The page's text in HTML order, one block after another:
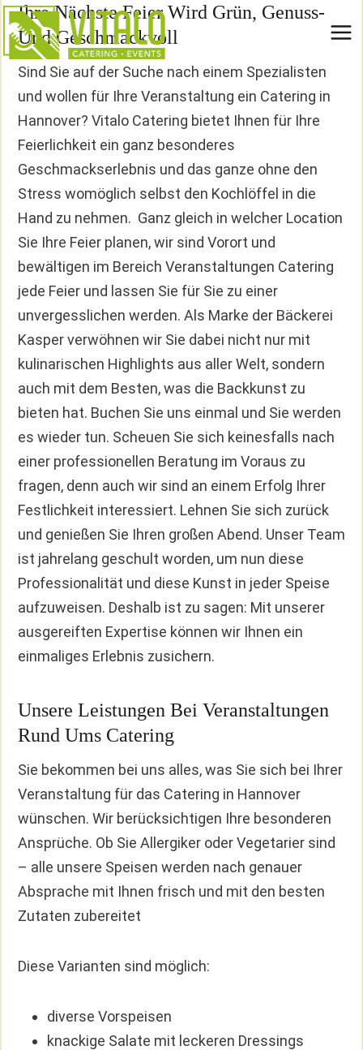
Zum
Inhalt
springen
Ihre Nächste Feier Wird Grün, Genuss-
Und Geschmackvoll
Sind Sie auf der Suche nach einem Spezialisten
und wollen für Ihre Veranstaltung ein Catering in
Hannover? Vitalo Catering bietet Ihnen für Ihre
Feierlichkeit ein ganz besonderes
Geschmackserlebnis und das ganze ohne den
Stress womöglich selbst den Kochlöffel in die
Hand zu nehmen. Ganz gleich in welcher Location
Sie Ihre Feier planen, wir sind Vorort und
bewältigen im Bereich Veranstaltungen Catering
jede Feier und lassen Sie für Sie zu einer
unvergesslichen werden. Als Marke der Bäckerei
Kasper verwöhnen wir Sie dabei nicht nur mit
kulinarischen Highlights aus aller Welt, sondern
auch mit dem Besten, was die Backkunst zu
bieten hat. Buchen Sie uns einmal und Sie werden
es wieder tun. Scheuen Sie sich keinesfalls nach
einer professionellen Beratung im Voraus zu
fragen, denn auch wir sind an einem Erfolg Ihrer
Festlichkeit interessiert. Lehnen Sie sich zurück
und genießen Sie Ihren großen Abend. Unser Team
ist jahrelang geschult worden, um nun diese
Professionalität und diese Kunst in jeder Speise
aufzuweisen. Deshalb ist zu sagen: Mit unserer
ausgereiften Expertise können wir Ihnen ein
einmaliges Erlebnis zusichern.
Unsere Leistungen Bei Veranstaltungen
Rund Ums Catering
Sie bekommen bei uns alles, was Sie sich bei Ihrer
Veranstaltung für das Catering in Hannover
wünschen. Wir berücksichtigen Ihre besonderen
Ansprüche. Ob Sie Allergiker oder Vegetarier sind
– alle unsere Speisen werden nach genauer
Absprache mit Ihnen frisch und mit den besten
Zutaten zubereitet
Diese Varianten sind möglich:
diverse Vorspeisen
knackige Salate mit leckeren Dressings